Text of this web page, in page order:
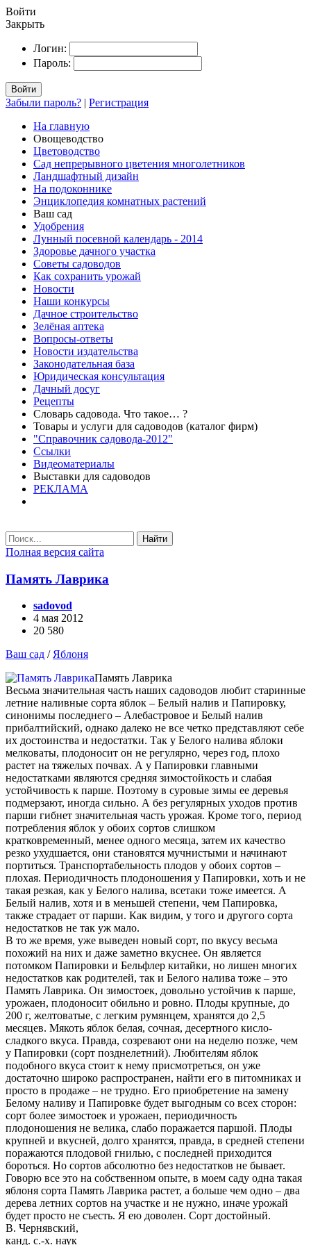
Войти
Закрыть
Логин:
Пароль:
Войти
Забыли пароль? | Регистрация
На главную
Овощеводство
Цветоводство
Сад непрерывного цветения многолетников
Ландшафтный дизайн
На подоконнике
Энциклопедия комнатных растений
Ваш сад
Удобрения
Лунный посевной календарь - 2014
Здоровье дачного участка
Советы садоводов
Как сохранить урожай
Новости
Наши конкурсы
Дачное строительство
Зелёная аптека
Вопросы-ответы
Новости издательства
Законодательная база
Юридическая консультация
Дачный досуг
Рецепты
Словарь садовода. Что такое… ?
Товары и услуги для садоводов (каталог фирм)
"Справочник садовода-2012"
Ссылки
Видеоматериалы
Выставки для садоводов
РЕКЛАМА
Найти
Полная версия сайта
Память Лаврика
sadovod
4 мая 2012
20 580
Ваш сад /Яблоня
Память Лаврика
Весьма значительная часть наших садоводов любит старинные
летние наливные сорта яблок – Белый налив и Папировку,
синонимы последнего – Алебастровое и Белый налив
прибалтийский, однако далеко не все четко представляют себе
их достоинства и недостатки. Так у Белого налива яблоки
мелковаты, плодоносит он не регулярно, через год, плохо
растет на тяжелых почвах. А у Папировки главными
недостатками являются средняя зимостойкость и слабая
устойчивость к парше. Поэтому в суровые зимы ее деревья
подмерзают, иногда сильно. А без регулярных уходов против
парши гибнет значительная часть урожая. Кроме того, период
потребления яблок у обоих сортов слишком
кратковременный, менее одного месяца, затем их качество
резко ухудшается, они становятся мучнистыми и начинают
портиться. Транспортабельность плодов у обоих сортов –
плохая. Периодичность плодоношения у Папировки, хоть и не
такая резкая, как у Белого налива, все­таки тоже имеется. А
Белый налив, хотя и в меньшей степени, чем Папировка,
также страдает от парши. Как видим, у того и другого сорта
недостатков не так уж мало.
В то же время, уже выведен новый сорт, по вкусу весьма
похожий на них и даже заметно вкуснее. Он является
потомком Папировки и Бельфлер китайки, но лишен многих
недостатков как родителей, так и Белого налива тоже – это
Память Лаврика. Он зимостоек, довольно устойчив к парше,
урожаен, плодоносит обильно и ровно. Плоды крупные, до
200 г, желтоватые, с легким румянцем, хранятся до 2,5
месяцев. Мякоть яблок белая, сочная, десертного кисло­
сладкого вкуса. Правда, созревают они на неделю позже, чем
у Папировки (сорт позднелетний). Любителям яблок
подобного вкуса стоит к нему присмотреться, он уже
достаточно широко распространен, найти его в питомниках и
просто в продаже – не трудно. Его приобретение на замену
Белому наливу и Папировке будет выгодным со всех сторон:
сорт более зимостоек и урожаен, периодичность
плодоношения не велика, слабо поражается паршой. Плоды
крупней и вкусней, долго хранятся, правда, в средней степени
поражаются плодовой гнилью, с последней приходится
бороться. Но сортов абсолютно без недостатков не бывает.
Говорю все это на собственном опыте, в моем саду одна такая
яблоня сорта Память Лаврика растет, а больше чем одно – два
дерева летних сортов на участке и не нужно, иначе урожай
будет просто не съесть. Я ею доволен. Сорт достойный.
В. Чернявский,
канд. с.-х. наук